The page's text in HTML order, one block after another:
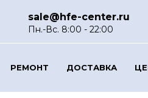
sale@hfe-center.ru
Пн.-Вс. 8:00 - 22:00
РЕМОНТ ДОСТАВКА